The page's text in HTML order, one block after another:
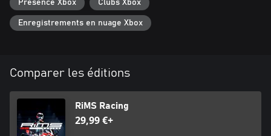
Présence Xbox Clubs Xbox
Enregistrements en nuage Xbox
Comparer les éditions
RiMS Racing
29,99 €+